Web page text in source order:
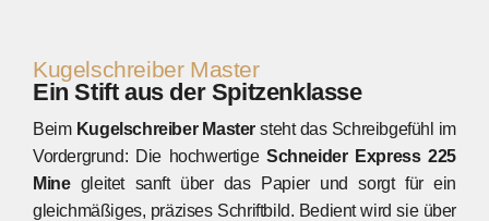
Kugelschreiber Master
Ein Stift aus der Spitzenklasse
Beim Kugelschreiber Master steht das Schreibgefühl im
Vordergrund: Die hochwertige Schneider Express 225
Minegleitet sanft über das Papier und sorgt für ein
gleichmäßiges, präzises Schriftbild. Bedient wird sie über